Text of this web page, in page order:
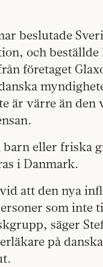
beslutade
och beställde
företaget
är värre än den
barn eller friska
i Danmark.
att den nya
som inte
säger
på